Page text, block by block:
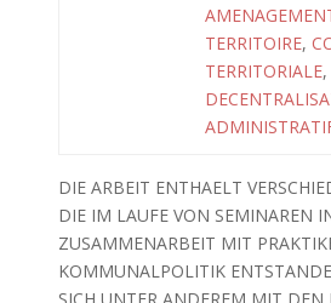
TERRITOIRE,
TERRITORIALE,
DIE ARBEIT ENTHAELT
DIE IM LAUFE VON SEMINAREN
ZUSAMMENARBEIT MIT
KOMMUNALPOLITIK